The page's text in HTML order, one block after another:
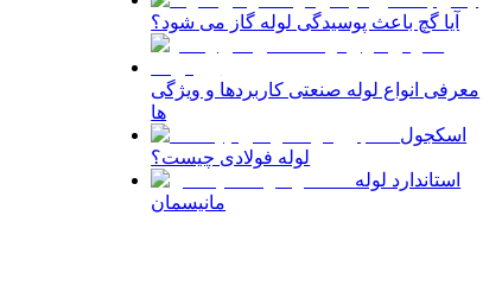
آیا گچ باعث پوسیدگی لوله گاز می شود؟
معرفی انواع لوله صنعتی کاربردها و ویژگی
ها
اسکجول
لوله فولادی چیست؟
استاندارد لوله
مانیسمان